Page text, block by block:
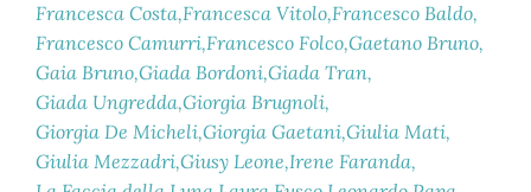
Francesca Costa Francesca Vitolo Francesco Baldo
Francesco Camurri Francesco Folco Gaetano Bruno
Gaia Bruno Giada Bordoni Giada Tran
Giada Ungredda Giorgia Brugnoli
Giorgia De Micheli Giorgia Gaetani Giulia Mati
Giulia Mezzadri Giusy Leone Irene Faranda